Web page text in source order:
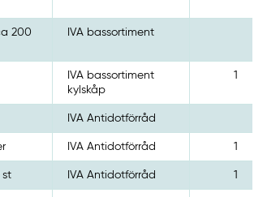
200
IVA bassortiment
IVA bassortiment
kylskåp
1
IVA Antidotförråd
IVA Antidotförråd 1
st IVA Antidotförråd 1